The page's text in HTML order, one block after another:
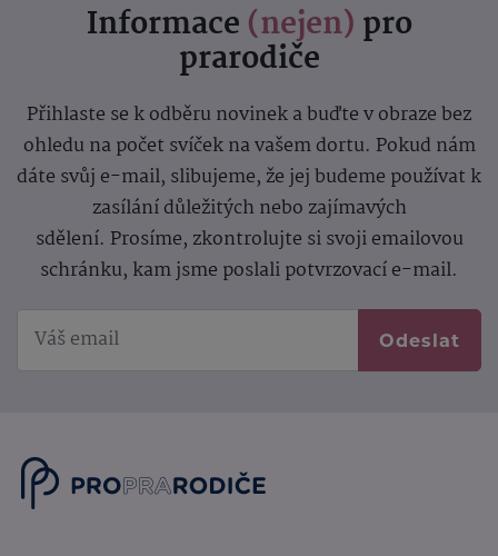
Informace (nejen) pro
prarodiče
Přihlaste se k odběru novinek a buďte v obraze bez
ohledu na počet svíček na vašem dortu. Pokud nám
dáte svůj e-mail, slibujeme, že jej budeme používat k
zasílání důležitých nebo zajímavých
sdělení. Prosíme, zkontrolujte si svoji emailovou
schránku, kam jsme poslali potvrzovací e-mail.
Odeslat